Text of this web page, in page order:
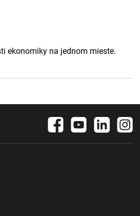
ekonomiky na jednom mieste.